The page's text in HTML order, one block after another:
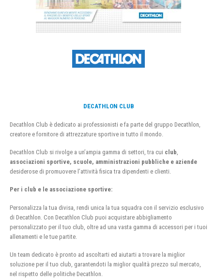
DECATHLON CLUB
Decathlon Club è dedicato ai professionisti e fa parte del gruppo Decathlon,
creatore e fornitore di attrezzature sportive in tutto il mondo.
Decathlon Club si rivolge a un’ampia gamma di settori, tra cui club
associazioni sportive, scuole, amministrazioni pubbliche e aziende
desiderose di promuovere l’attività fisica tra dipendenti e clienti.
Per i club e le associazione sportive:
Personalizza la tua divisa, rendi unica la tua squadra con il servizio esclusivo
di Decathlon. Con Decathlon Club puoi acquistare abbigliamento
personalizzato per il tuo club, oltre ad una vasta gamma di accessori per i tuoi
allenamenti e le tue partite.
Un team dedicato è pronto ad ascoltarti ed aiutarti a trovare la miglior
soluzione per il tuo club, garantendoti la miglior qualità prezzo sul mercato,
nel rispetto delle politiche Decathlon.